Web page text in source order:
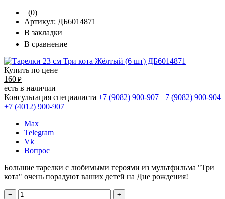
(0)
Артикул: ДБ6014871
В закладки
В сравнение
Купить по цене —
160 ₽
есть в наличии
Консультация специалиста +7 (9082) 900-907 +7 (9082) 900-904
+7 (4012) 900-907
Max
Telegram
Vk
Вопрос
Большие тарелки с любимыми героями из мультфильма "Три
кота" очень порадуют ваших детей на Дне рождения!
− +